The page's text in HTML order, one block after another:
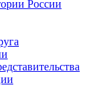
России